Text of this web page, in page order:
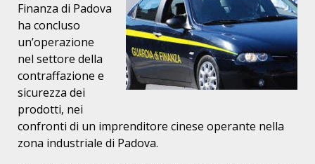
Finanza di Padova
ha concluso
un’operazione
nel settore della
contraffazione e
sicurezza dei
prodotti, nei
confronti di un imprenditore cinese operante nella
zona industriale di Padova.